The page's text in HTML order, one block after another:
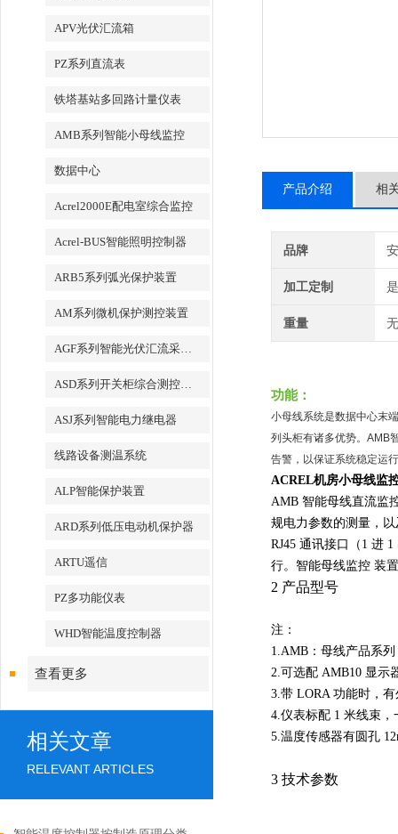
APV光伏汇流箱
PZ系列直流表
铁塔基站多回路计量仪表
AMB系列智能小母线监控
数据中心
Acrel2000E配电室综合监控
Acrel-BUS智能照明控制器
ARB5系列弧光保护装置
AM系列微机保护测控装置
AGF系列智能光伏汇流采集装置
ASD系列开关柜综合测控装置
ASJ系列智能电力继电器
线路设备测温系统
ALP智能保护装置
ARD系列低压电动机保护器
ARTU遥信
PZ多功能仪表
WHD智能温度控制器
查看更多
相关文章
RELEVANT ARTICLES
产品介绍 相
品牌
加工定制 是
重量
功能：
小母线系统是数据中心末
列头柜有诸多优势。AMB
告警，以保证系统稳定运
ACREL机房小母线监
AMB 智能母线直流监
规电力参数的测量，
RJ45 通讯接口（ 1 进 1
行。智能母线监控 装
2 产品型号
注：
1.AMB：母线产品系
2.可选配 AMB10 显示
3.带 LORA 功能时，
4.仪表标配 1 米线束
5.温度传感器有圆孔
3 技术参数